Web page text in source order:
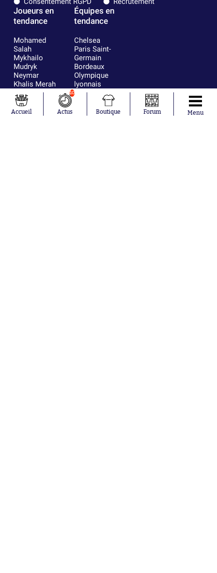
Joueurs en
tendance
Mohamed
Salah
Mykhailo
Mudryk
Neymar
Khalis Merah
Loïs Openda
Moussa
Niakhaté
Équipes en
tendance
Chelsea
Paris Saint-
Germain
Bordeaux
Olympique
lyonnais
FIFA
Real Madrid
RC Strasbourg
Accueil
10
Actus Boutique Forum Menu